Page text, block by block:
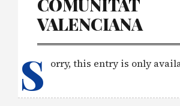
VALENCIANA
S orry, this entry is only